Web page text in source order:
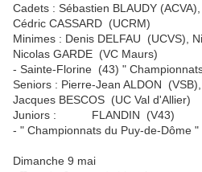
Cadets : Sébastien BLAUDY
Cédric CASSARD (UCRM)
Minimes : Denis DELFAU (UCVS),
Nicolas GARDE (VC Maurs)
- Sainte-Florine (43) "
Seniors : Pierre-Jean ALDON
Jacques BESCOS (UC Val d'Allier)
Juniors : FLANDIN (V43)
- " Championnats du Puy-de-Dôme
Dimanche 9 mai